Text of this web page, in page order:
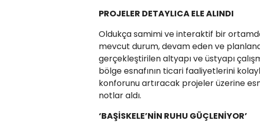
PROJELER DETAYLICA ELE ALINDI
Oldukça samimi ve interaktif bir
mevcut durum, devam eden ve
gerçekleştirilen altyapı ve üstyapı
bölge esnafının ticari faaliyetlerini
konforunu artıracak projeler üzerine
notlar aldı.
‘BAŞİSKELE’NİN RUHU GÜÇLENİYOR’